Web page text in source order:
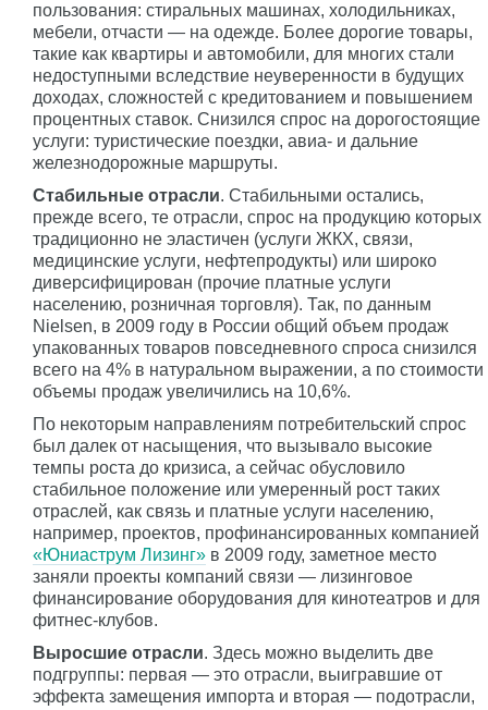
пользования: стиральных машинах, холодильниках,
мебели, отчасти — на одежде. Более дорогие товары,
такие как квартиры и автомобили, для многих стали
недоступными вследствие неуверенности в будущих
доходах, сложностей с кредитованием и повышением
процентных ставок. Снизился спрос на дорогостоящие
услуги: туристические поездки, авиа- и дальние
железнодорожные маршруты.
Стабильные отрасли. Стабильными остались,
прежде всего, те отрасли, спрос на продукцию которых
традиционно не эластичен (услуги ЖКХ, связи,
медицинские услуги, нефтепродукты) или широко
диверсифицирован (прочие платные услуги
населению, розничная торговля). Так, по данным
Nielsen, в 2009 году в России общий объем продаж
упакованных товаров повседневного спроса снизился
всего на 4% в натуральном выражении, а по стоимости
объемы продаж увеличились на 10,6%.
По некоторым направлениям потребительский спрос
был далек от насыщения, что вызывало высокие
темпы роста до кризиса, а сейчас обусловило
стабильное положение или умеренный рост таких
отраслей, как связь и платные услуги населению,
например, проектов, профинансированных компанией
«Юниаструм Лизинг» в 2009 году, заметное место
заняли проекты компаний связи — лизинговое
финансирование оборудования для кинотеатров и для
фитнес-клубов.
Выросшие отрасли. Здесь можно выделить две
подгруппы: первая — это отрасли, выигравшие от
эффекта замещения импорта и вторая — подотрасли,